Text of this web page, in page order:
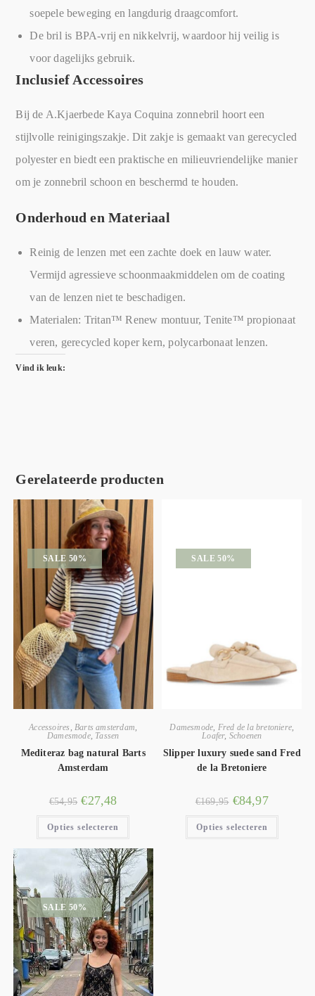
soepele beweging en langdurig draagcomfort.
De bril is BPA-vrij en nikkelvrij, waardoor hij veilig is
voor dagelijks gebruik.
Inclusief Accessoires
Bij de A.Kjaerbede Kaya Coquina zonnebril hoort een
stijlvolle reinigingszakje. Dit zakje is gemaakt van gerecycled
polyester en biedt een praktische en milieuvriendelijke manier
om je zonnebril schoon en beschermd te houden.
Onderhoud en Materiaal
Reinig de lenzen met een zachte doek en lauw water.
Vermijd agressieve schoonmaakmiddelen om de coating
van de lenzen niet te beschadigen.
Materialen: Tritan™ Renew montuur, Tenite™ propionaat
veren, gerecycled koper kern, polycarbonaat lenzen.
Vind ik leuk:
Gerelateerde producten
SALE 50%
Accessoires , Barts amsterdam,
Damesmode, Tassen
Mediteraz bag natural Barts
Amsterdam
€54,95 €27,48
Opties selecteren
SALE 50%
Damesmode, Fred de la bretoniere,
Loafer, Schoenen
Slipper luxury suede sand Fred
de la Bretoniere
€169,95 €84,97
Opties selecteren
SALE 50%